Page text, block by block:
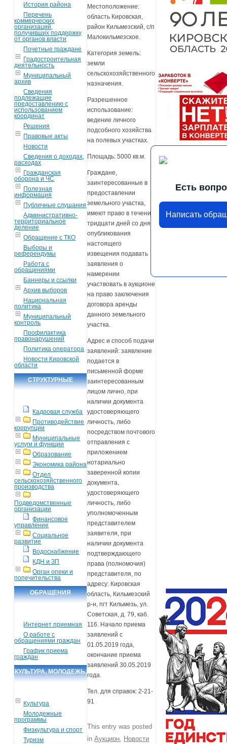
История района
Перечень
коммерческих
организаций,
получивших поддержку
от органов власти
Почетные граждане
Градостроительная
деятельность
Муниципальный
архив
Сведения
подлежащие
предоставлению с
использованием
координат
Решения
Правовые акты
Новости
Сведения о доходах,
расходах
Гражданская
оборона и ЧС
Полезная
информация
Публичные слушания
Административно-
территориальное
деление
Обращение с ТКО
Выборы и
референдумы
Работа с
обращениями
Баннеры и ссылки
Архив выборов
Национальная
политика
Муниципальный
контроль
Профилактика
правонарушений
Политика оператора
Новости Кировской
области
СТРУКТУРНЫЕ
Кадровая служба
Противодействие
коррупции
Муниципальные
услуги и функции
Образование
Экономика района
Отдел
сельскохозяйственного
производства
Подведомственные
организации
Финансовое
управление
Социальное
развитие
Водоснабжение
КДН и ЗП
Орган опеки и
попечительства
ОБРАЩЕНИЯ
Интернет приемная
О работе с
обращениями граждан
График приема
граждан
КУЛЬТУРА, МОЛОДЕЖЬ,
Культура
Молодежные
программы
Физкультура и спорт
Туризм
Местоположение:
область Кировская,
район Кильмезский, с/п
Малокильмезское.
Категория земель:
земли
сельскохозяйственного
назначения.
Разрешенное
использование:
ведение личного
подсобного хозяйства
на полевых участках.
Площадь: 5000 кв.м.
Граждане,
заинтересованные в
предоставлении
земельного участка,
имеют право в течение
тридцати дней со дня
опубликования
настоящего
извещения подавать
заявления о
намерении
участвовать в аукционе
на право заключения
договора аренды
данного земельного
участка.
Адрес и способ подачи
заявлений: заявление
подается в
письменной форме
заинтересованным
лицом лично, при
наличии документа
удостоверяющего
личность, либо
посредством почтового
отправления с
приложением
нотариально
заверенной копии
документа,
удостоверяющего
личность, либо
уполномоченным
представителем
заявителя, при
наличии документа
подтверждающего
права (полномочия)
представителя, по
адресу: Кировская
область, Кильмезский
р-н, пгт Кильмезь, ул.
Советская, д. 79, каб.
116. Начало приема
заявлений с
01.05.2019 года,
окончание приема
заявлений 30.05.2019
года.
Тел. для справок: 2-21-
91
This entry was posted
inАукцион
Новости
Есть
Написать